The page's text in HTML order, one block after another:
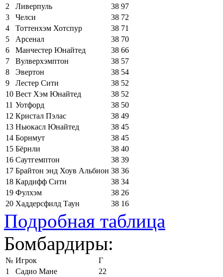
2
Ливерпуль 38 97
3
Челси 38 72
4
Тоттенхэм Хотспур 38 71
5
Арсенал 38 70
6
Манчестер Юнайтед 38 66
7
Вулверхэмптон 38 57
8
Эвертон 38 54
9
Лестер Сити 38 52
10 Вест Хэм Юнайтед 38 52
11 Уотфорд 38 50
12 Кристал Пэлас 38 49
13 Ньюкасл Юнайтед 38 45
14 Борнмут 38 45
15 Бёрнли 38 40
16 Саутгемптон 38 39
17 Брайтон энд Хоув Альбион 38 36
18 Кардифф Сити 38 34
19 Фулхэм 38 26
20 Хаддерсфилд Таун 38 16
Подробная таблица
Бомбардиры:
№ Игрок
Г
1
Садио Мане
22